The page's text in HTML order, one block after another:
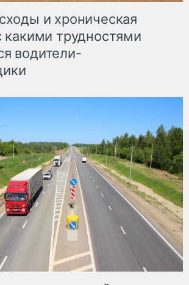
и хроническая
какими трудностями
водители-